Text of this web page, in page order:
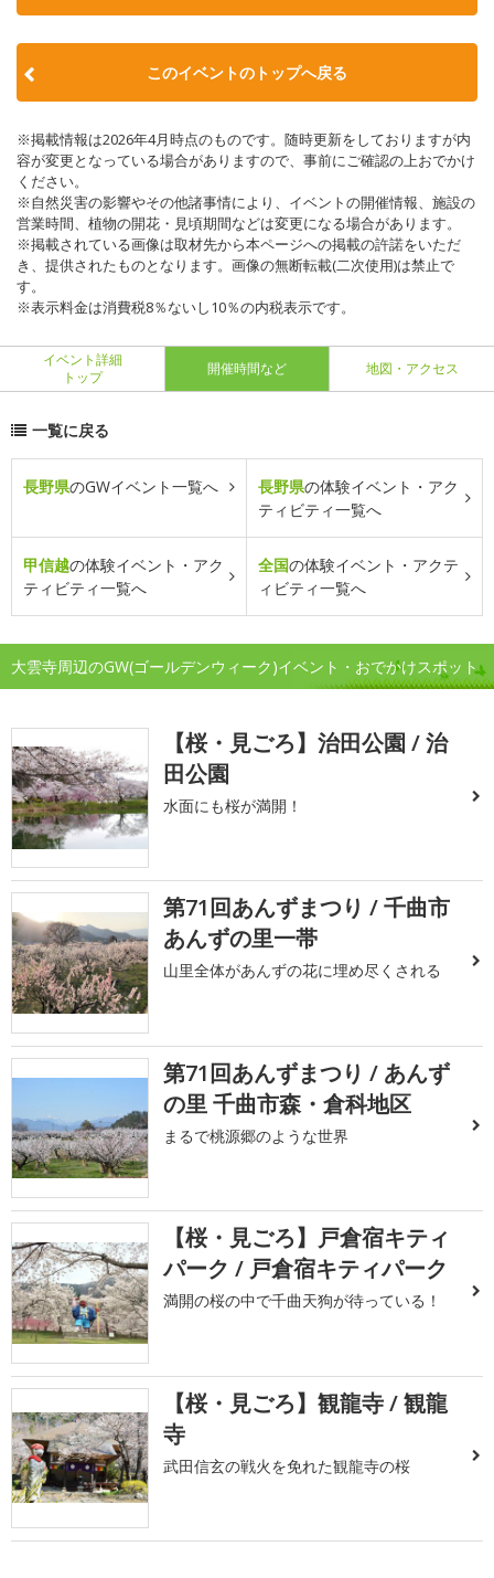
このイベントのトップへ戻る
※掲載情報は2026年4月時点のものです。随時更新をしておりますが内
容が変更となっている場合がありますので、事前にご確認の上おでかけ
ください。
※自然災害の影響やその他諸事情により、イベントの開催情報、施設の
営業時間、植物の開花・見頃期間などは変更になる場合があります。
※掲載されている画像は取材先から本ページへの掲載の許諾をいただ
き、提供されたものとなります。画像の無断転載(二次使用)は禁止で
す。
※表示料金は消費税8％ないし10％の内税表示です。
イベント詳細
トップ
開催時間など 地図・アクセス
一覧に戻る
長野県のGWイベント一覧へ 長野県の体験イベント・アク
ティビティ一覧へ
甲信越の体験イベント・アク
ティビティ一覧へ
全国の体験イベント・アクテ
ィビティ一覧へ
大雲寺周辺のGW(ゴールデンウィーク)イベント・おでかけスポット
【桜・見ごろ】治田公園 / 治
田公園
水面にも桜が満開！
第71回あんずまつり / 千曲市
あんずの里一帯
山里全体があんずの花に埋め尽くされる
第71回あんずまつり / あんず
の里 千曲市森・倉科地区
まるで桃源郷のような世界
【桜・見ごろ】戸倉宿キティ
パーク / 戸倉宿キティパーク
満開の桜の中で千曲天狗が待っている！
【桜・見ごろ】観龍寺 / 観龍
寺
武田信玄の戦火を免れた観龍寺の桜